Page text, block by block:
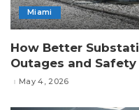
Miami
How Better
Outages and Safety
May 4, 2026